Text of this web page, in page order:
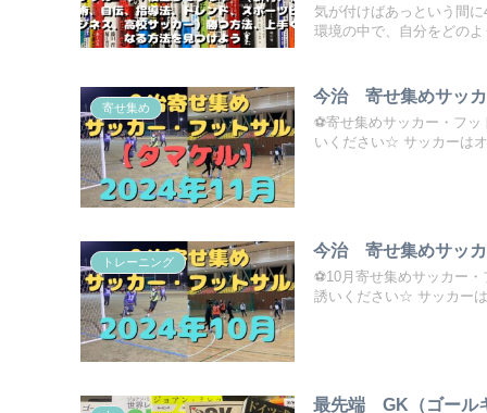
気が付けばあっという間
環境の中で、自分をどのよ
寄せ集め
今治 寄せ集めサッカ
⚽寄せ集めサッカー・フ
いください☆ サッカーは
トレーニング
今治 寄せ集めサッ
⚽10月寄せ集めサッカー
誘いください☆ サッカー
最先端 GK（ゴール